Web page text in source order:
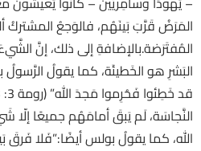
المَرَضُ قَرَّبَ بَينَهُم، فالوَجعُ المشتركُ
المُفتَرَضة.بالإضافةِ إلى ذلك، إنَّ
البَشرِ هو الخَطيئَة، كما يقولُ
النَّجاسَة، لَم يَبقَ أمامَهُم جميعًا
الله، كما يقولُ بولس أيضًا:”فَلا فَرقَ